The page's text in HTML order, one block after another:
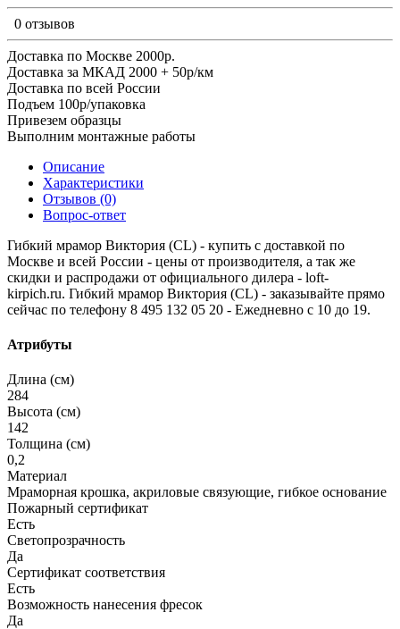
0 отзывов
Доставка по Москве 2000р.
Доставка за МКАД 2000 + 50р/км
Доставка по всей России
Подъем 100р/упаковка
Привезем образцы
Выполним монтажные работы
Описание
Характеристики
Отзывов (0)
Вопрос-ответ
Гибкий мрамор Виктория (CL) - купить с доставкой по
Москве и всей России - цены от производителя, а так же
скидки и распродажи от официального дилера - loft-
kirpich.ru. Гибкий мрамор Виктория (CL) - заказывайте прямо
сейчас по телефону 8 495 132 05 20 - Ежедневно с 10 до 19.
Атрибуты
Длина (см)
284
Высота (см)
142
Толщина (см)
0,2
Материал
Мраморная крошка, акриловые связующие, гибкое основание
Пожарный сертификат
Есть
Светопрозрачность
Да
Сертификат соответствия
Есть
Возможность нанесения фресок
Да